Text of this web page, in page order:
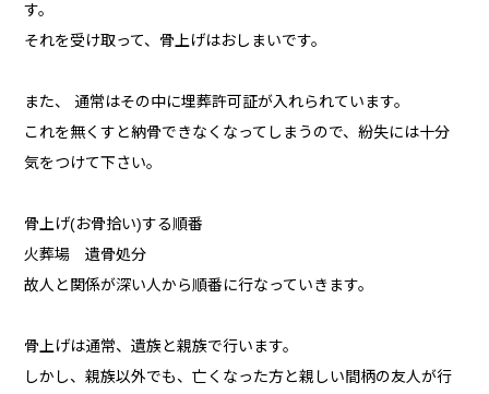
す。
それを受け取って、骨上げはおしまいです。
また、 通常はその中に埋葬許可証が入れられています。
これを無くすと納骨できなくなってしまうので、紛失には十分
気をつけて下さい。
骨上げ(お骨拾い)する順番
火葬場 遺骨処分
故人と関係が深い人から順番に行なっていきます。
骨上げは通常、遺族と親族で行います。
しかし、親族以外でも、亡くなった方と親しい間柄の友人が行